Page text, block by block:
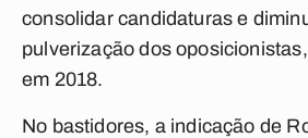
consolidar candidaturas e
pulverização dos
em 2018.
No bastidores, a indicação de